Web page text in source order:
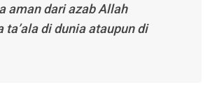
aman dari azab Allah
ta’ala di dunia ataupun di